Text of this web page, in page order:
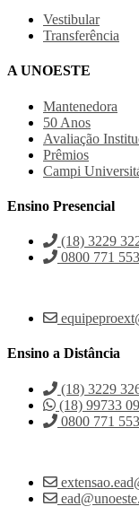
Vestibular
Transferência
A UNOESTE
Mantenedora
50 Anos
Avaliação
Prêmios
Campi
Ensino Presencial
(18) 3229
0800 771
Ensino a Distância
(18) 3229
(18) 99733
0800 771